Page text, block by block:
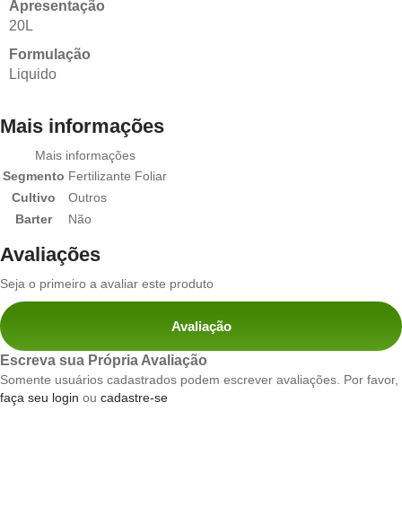
Apresentação
20L
Formulação
Liquido
Mais informações
Mais informações
Segmento Fertilizante Foliar
Cultivo
Outros
Barter
Não
Avaliações
Seja o primeiro a avaliar este produto
Avaliação
Escreva sua Própria Avaliação
Somente usuários cadastrados podem escrever avaliações. Por favor,
faça seu login ou cadastre-se